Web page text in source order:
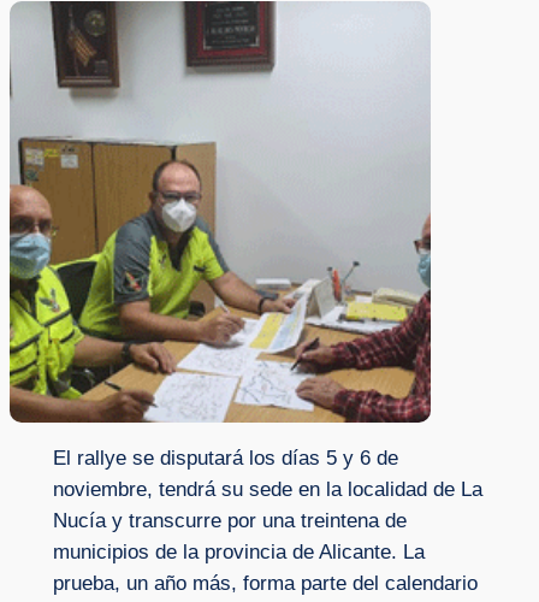
El rallye se disputará los días 5 y 6 de
noviembre, tendrá su sede en la localidad de La
Nucía y transcurre por una treintena de
municipios de la provincia de Alicante. La
prueba, un año más, forma parte del calendario